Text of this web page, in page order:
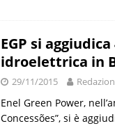
EGP si
idroelettrica in
29/11/2015
Enel Green Power,
Concessões”, si è